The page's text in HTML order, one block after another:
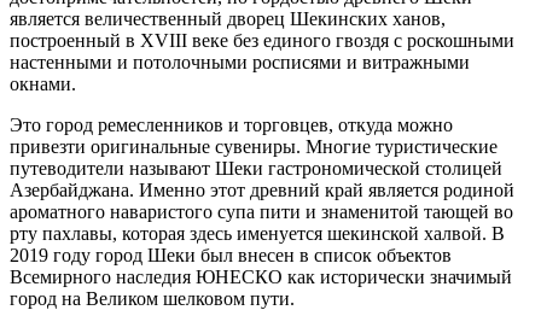
является величественный дворец Шекинских ханов,
построенный в XVIII веке без единого гвоздя с роскошными
настенными и потолочными росписями и витражными
окнами.
Это город ремесленников и торговцев, откуда можно
привезти оригинальные сувениры. Многие туристические
путеводители называют Шеки гастрономической столицей
Азербайджана. Именно этот древний край является родиной
ароматного наваристого супа пити и знаменитой тающей во
рту пахлавы, которая здесь именуется шекинской халвой. В
2019 году город Шеки был внесен в список объектов
Всемирного наследия ЮНЕСКО как исторически значимый
город на Великом шелковом пути.